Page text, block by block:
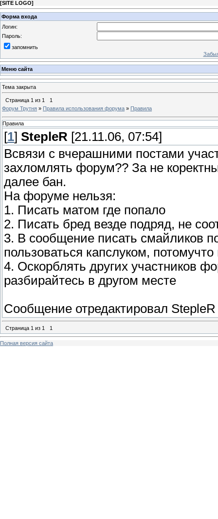
[SITE LOGO]
Форма входа
Логин:
Пароль:
запомнить
Меню сайта
Тема закрыта
Страница 1 из 1
1
Форум Трутня » Правила использования форума » Правила
Правила
[1] StepleR [21.11.06, 07:54]
Всвязи с вчерашними постами
захломлять форум?? За не
далее бан.
На форуме нельзя:
1. Писать матом где попало
2. Писать бред везде подряд, не
3. В сообщение писать смайликов
пользоваться капслуком,
4. Оскорблять других участников
разбирайтесь в другом месте
Сообщение отредактировал StepleR
Страница 1 из 1 1
Полная версия сайта